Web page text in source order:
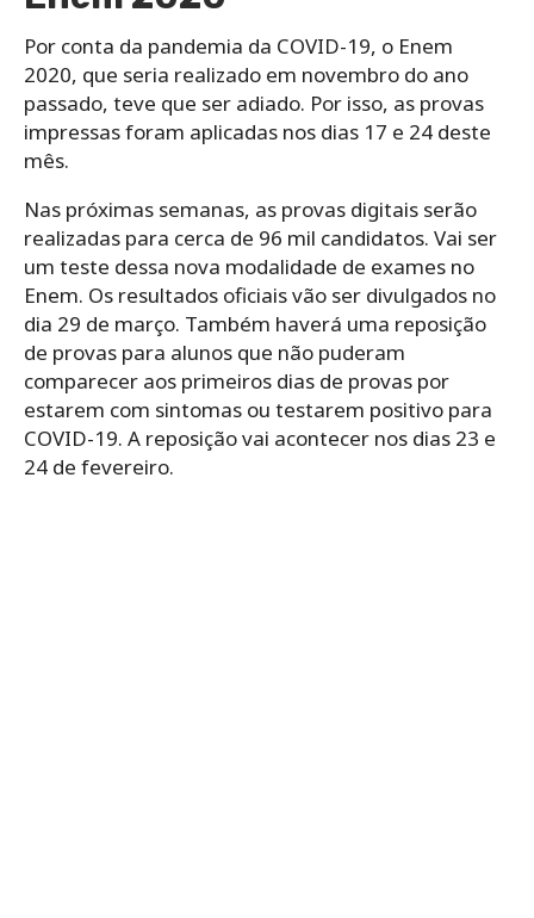
Por conta da pandemia da COVID-19, o Enem
2020, que seria realizado em novembro do ano
passado, teve que ser adiado. Por isso, as provas
impressas foram aplicadas nos dias 17 e 24 deste
mês.
Nas próximas semanas, as provas digitais serão
realizadas para cerca de 96 mil candidatos. Vai ser
um teste dessa nova modalidade de exames no
Enem. Os resultados oficiais vão ser divulgados no
dia 29 de março. Também haverá uma reposição
de provas para alunos que não puderam
comparecer aos primeiros dias de provas por
estarem com sintomas ou testarem positivo para
COVID-19. A reposição vai acontecer nos dias 23 e
24 de fevereiro.